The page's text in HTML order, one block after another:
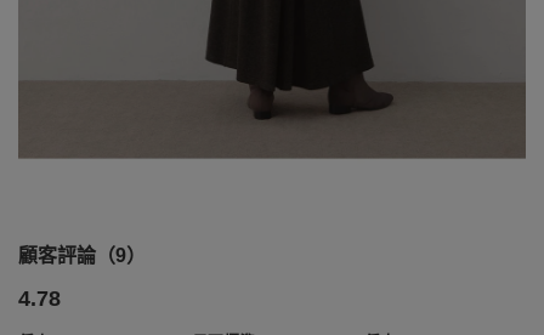
顧客評論（9）
4.78